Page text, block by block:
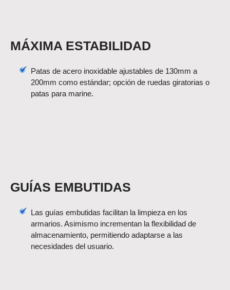
MÁXIMA ESTABILIDAD
Patas de acero inoxidable ajustables de 130mm a
200mm como estándar; opción de ruedas giratorias o
patas para marine.
GUÍAS EMBUTIDAS
Las guías embutidas facilitan la limpieza en los
armarios. Asimismo incrementan la flexibilidad de
almacenamiento, permitiendo adaptarse a las
necesidades del usuario.